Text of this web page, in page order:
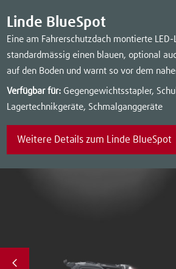
Linde BlueSpot
Eine am Fahrerschutzdach montierte
standardmässig einen blauen, optional
auf den Boden und warnt so vor dem
Verfügbar für: Gegengewichtsstapler,
Lagertechnikgeräte, Schmalganggeräte
Weitere Details zum Linde BlueSpot